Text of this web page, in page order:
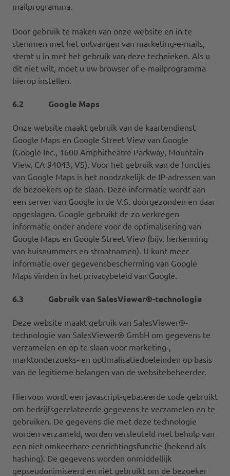
mailprogramma.
Door gebruik te maken van onze website en in te
stemmen met het ontvangen van marketing-e-mails,
stemt u in met het gebruik van deze technieken. Als u
dit niet wilt, moet u uw browser of e-mailprogramma
hierop instellen.
6.2 Google Maps
Onze website maakt gebruik van de kaartendienst
Google Maps en Google Street View van Google
(Google Inc., 1600 Amphitheatre Parkway, Mountain
View, CA 94043, VS). Voor het gebruik van de functies
van Google Maps is het noodzakelijk de IP-adressen van
de bezoekers op te slaan. Deze informatie wordt aan
een server van Google in de V.S. doorgezonden en daar
opgeslagen. Google gebruikt de zo verkregen
informatie onder andere voor de optimalisering van
Google Maps en Google Street View (bijv. herkenning
van huisnummers en straatnamen). U kunt meer
informatie over gegevensbescherming van Google
Maps vinden in het privacybeleid van Google.
6.3 Gebruik van SalesViewer®-technologie
Deze website maakt gebruik van SalesViewer®-
technologie van SalesViewer® GmbH om gegevens te
verzamelen en op te slaan voor marketing-,
marktonderzoeks- en optimalisatiedoeleinden op basis
van de legitieme belangen van de websitebeheerder.
Hiervoor wordt een javascript-gebaseerde code gebruikt
om bedrijfsgerelateerde gegevens te verzamelen en te
gebruiken. De gegevens die met deze technologie
worden verzameld, worden versleuteld met behulp van
een niet-omkeerbare eenrichtingsfunctie (bekend als
hashing). De gegevens worden onmiddellijk
gepseudonimiseerd en niet gebruikt om de bezoeker